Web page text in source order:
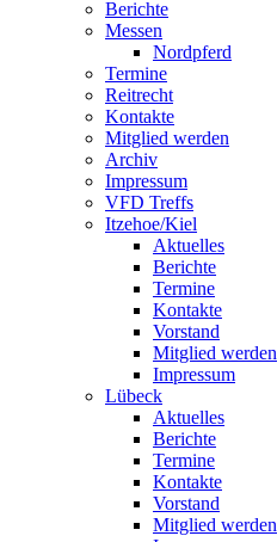
Berichte
Messen
Nordpferd
Termine
Reitrecht
Kontakte
Mitglied werden
Archiv
Impressum
VFD Treffs
Itzehoe/Kiel
Aktuelles
Berichte
Termine
Kontakte
Vorstand
Mitglied werden
Impressum
Lübeck
Aktuelles
Berichte
Termine
Kontakte
Vorstand
Mitglied werden